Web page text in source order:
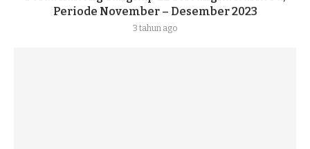
Periode November – Desember 2023
3 tahun ago